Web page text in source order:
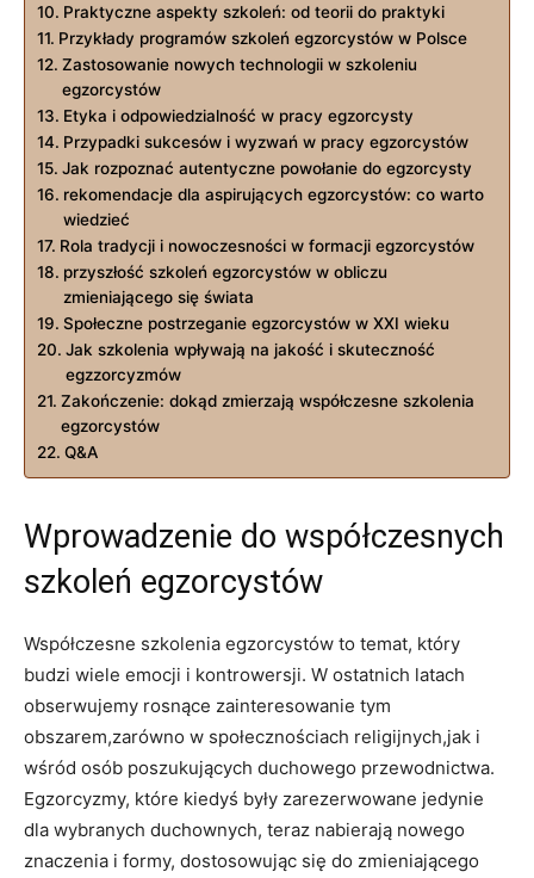
Praktyczne aspekty szkoleń:​ od teorii do praktyki
Przykłady programów szkoleń egzorcystów w Polsce
Zastosowanie nowych‌ technologii w szkoleniu
egzorcystów
Etyka i ‌odpowiedzialność‍ w pracy ⁤egzorcysty
Przypadki sukcesów i ‍wyzwań w pracy ⁢egzorcystów
Jak rozpoznać autentyczne powołanie do egzorcysty
rekomendacje dla aspirujących egzorcystów: co warto
wiedzieć
Rola​ tradycji‌ i ⁢nowoczesności ‌w formacji egzorcystów
przyszłość szkoleń‍ egzorcystów ⁢w obliczu⁣
zmieniającego się świata
Społeczne postrzeganie egzorcystów w XXI wieku
Jak szkolenia ​wpływają na jakość i skuteczność
egzzorcyzmów
Zakończenie: dokąd ⁤zmierzają współczesne szkolenia
egzorcystów
Q&A
Wprowadzenie do współczesnych
szkoleń egzorcystów
Współczesne szkolenia egzorcystów ​to temat, który‌
budzi wiele emocji i⁢ kontrowersji. ⁣W⁤ ostatnich latach
obserwujemy rosnące zainteresowanie⁢ tym
obszarem,zarówno w społecznościach religijnych,jak i
wśród osób poszukujących duchowego przewodnictwa.
Egzorcyzmy, które kiedyś były zarezerwowane jedynie
dla wybranych‌ duchownych, teraz nabierają nowego
‍znaczenia i formy, dostosowując się​ do zmieniającego